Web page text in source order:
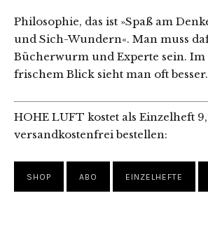
Philosophie, das ist »Spaß am
und Sich-Wundern«. Man muss
Bücherwurm und Experte sein. Im
frischem Blick sieht man oft besser.
HOHE LUFT kostet als Einzelheft
versandkostenfrei bestellen:
SHOP ABO EINZELHEFTE